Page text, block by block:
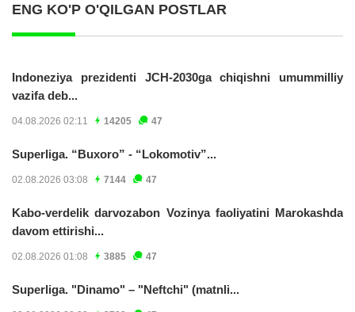
ENG KO'P O'QILGAN POSTLAR
Indoneziya prezidenti JCH-2030ga chiqishni umummilliy
vazifa deb...
04.08.2026 02:11 14205 47
Superliga. “Buxoro” - “Lokomotiv”...
02.08.2026 03:08 7144 47
Kabo-verdelik darvozabon Vozinya faoliyatini Marokashda
davom ettirishi...
02.08.2026 01:08 3885 47
Superliga. "Dinamo" – "Neftchi" (matnli...